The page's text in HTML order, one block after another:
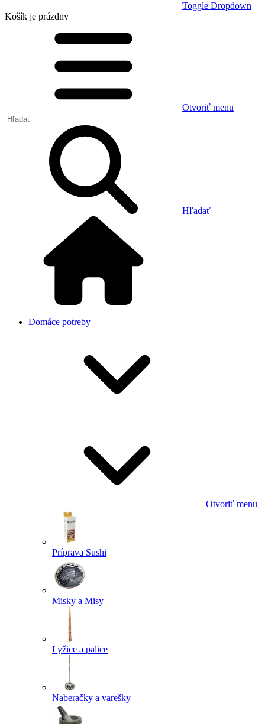
Toggle Dropdown
Košík je prázdny
Otvoriť menu
Hľadať
Domáce potreby
Otvoriť menu
Príprava Sushi
Misky a Misy
Lyžice a palice
Naberačky a varešky